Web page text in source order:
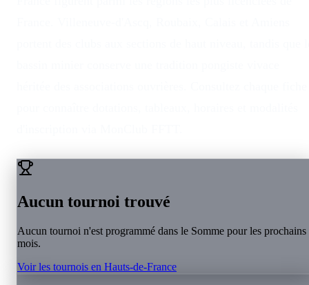
Aucun tournoi trouvé
Aucun tournoi n'est programmé dans le Somme pour les prochains
mois.
Voir les tournois en Hauts-de-France